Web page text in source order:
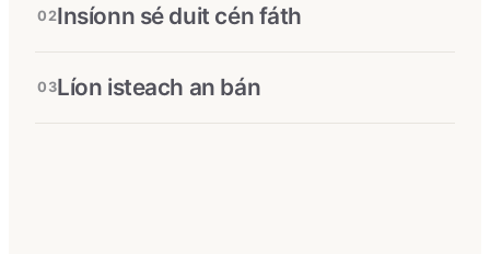
02Insíonn sé duit cén fáth
03Líon isteach an bán